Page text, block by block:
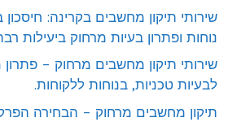
שירותי תיקון מחשבים בקרינה: חיסכון
נוחות ופתרון בעיות מרחוק ביעילות
שירותי תיקון מחשבים מרחוק – פתרון
לבעיות טכניות, בנוחות ללקוחות.
תיקון מחשבים מרחוק – הבחירה